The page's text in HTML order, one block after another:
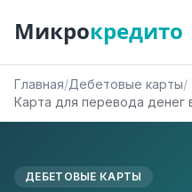
Микрокредито
Главная/Дебетовые карты/
Карта для перевода денег
ДЕБЕТОВЫЕ КАРТЫ